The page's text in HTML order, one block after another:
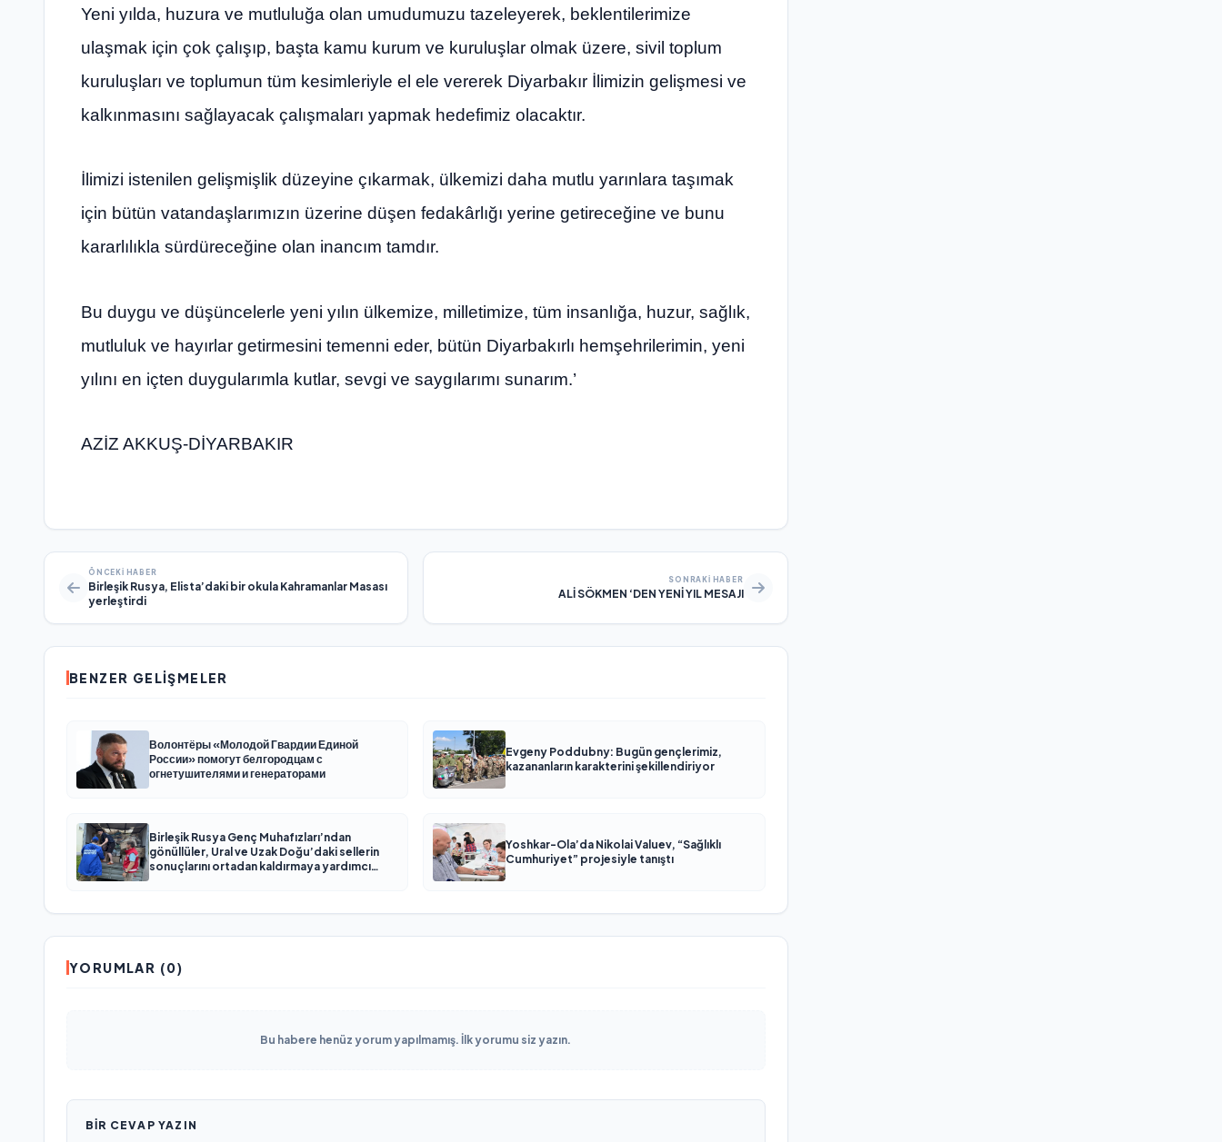
Yeni yılda, huzura ve mutluluğa olan umudumuzu tazeleyerek, beklentilerimize
ulaşmak için çok çalışıp, başta kamu kurum ve kuruluşlar olmak üzere, sivil toplum
kuruluşları ve toplumun tüm kesimleriyle el ele vererek Diyarbakır İlimizin gelişmesi ve
kalkınmasını sağlayacak çalışmaları yapmak hedefimiz olacaktır.
İlimizi istenilen gelişmişlik düzeyine çıkarmak, ülkemizi daha mutlu yarınlara taşımak
için bütün vatandaşlarımızın üzerine düşen fedakârlığı yerine getireceğine ve bunu
kararlılıkla sürdüreceğine olan inancım tamdır.
Bu duygu ve düşüncelerle yeni yılın ülkemize, milletimize, tüm insanlığa, huzur, sağlık,
mutluluk ve hayırlar getirmesini temenni eder, bütün Diyarbakırlı hemşehrilerimin, yeni
yılını en içten duygularımla kutlar, sevgi ve saygılarımı sunarım.’
AZİZ AKKUŞ-DİYARBAKIR
ÖNCEKI HABER
Birleşik Rusya, Elista’daki bir okula Kahramanlar Masası
yerleştirdi
SONRAKI HABER
ALİ SÖKMEN ‘DEN YENİ YIL MESAJI
BENZER GELIŞMELER
Волонтёры «Молодой Гвардии Единой
России» помогут белгородцам с
огнетушителями и генераторами
Evgeny Poddubny: Bugün gençlerimiz,
kazananların karakterini şekillendiriyor
Birleşik Rusya Genç Muhafızları’ndan
gönüllüler, Ural ve Uzak Doğu’daki sellerin
sonuçlarını ortadan kaldırmaya yardımcı
Yoshkar-Ola’da Nikolai Valuev, “Sağlıklı
Cumhuriyet” projesiyle tanıştı
YORUMLAR (0)
Bu habere henüz yorum yapılmamış. İlk yorumu siz yazın.
BIR CEVAP YAZIN